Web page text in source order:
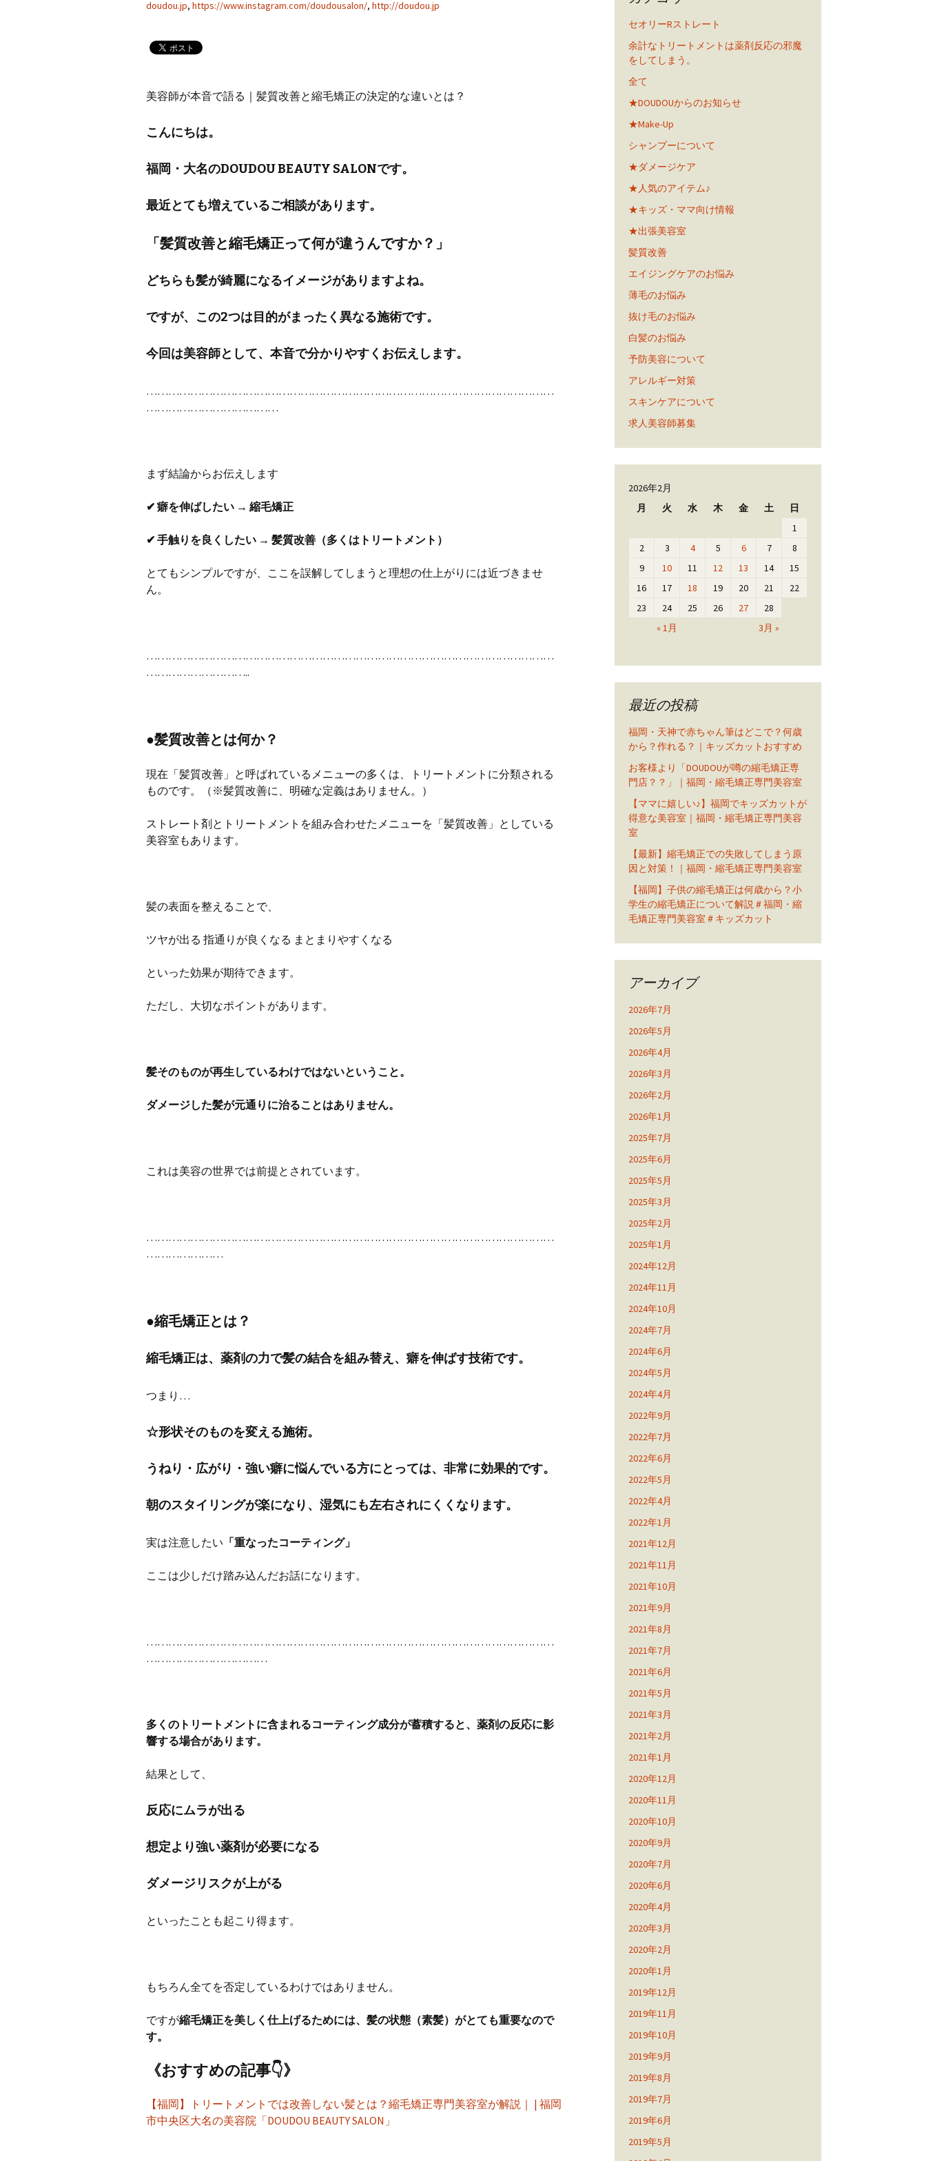
doudou.jp, https://www.instagram.com/doudousalon/, http://doudou.jp
美容師が本音で語る｜髪質改善と縮毛矯正の決定的な違いとは？
こんにちは。
福岡・大名のDOUDOU BEAUTY SALONです。
最近とても増えているご相談があります。
「髪質改善と縮毛矯正って何が違うんですか？」
どちらも髪が綺麗になるイメージがありますよね。
ですが、この2つは目的がまったく異なる施術です。
今回は美容師として、本音で分かりやすくお伝えします。
…………………………………………………………………………………………………
………………………………
まず結論からお伝えします
✔ 癖を伸ばしたい → 縮毛矯正
✔ 手触りを良くしたい → 髪質改善（多くはトリートメント）
とてもシンプルですが、ここを誤解してしまうと理想の仕上がりには近づきませ
ん。
…………………………………………………………………………………………………
………………………..
●髪質改善とは何か？
現在「髪質改善」と呼ばれているメニューの多くは、トリートメントに分類される
ものです。（※髪質改善に、明確な定義はありません。）
ストレート剤とトリートメントを組み合わせたメニューを「髪質改善」としている
美容室もあります。
髪の表面を整えることで、
ツヤが出る 指通りが良くなる まとまりやすくなる
といった効果が期待できます。
ただし、大切なポイントがあります。
髪そのものが再生しているわけではないということ。
ダメージした髪が元通りに治ることはありません。
これは美容の世界では前提とされています。
…………………………………………………………………………………………………
…………………
●縮毛矯正とは？
縮毛矯正は、薬剤の力で髪の結合を組み替え、癖を伸ばす技術です。
つまり…
☆形状そのものを変える施術。
うねり・広がり・強い癖に悩んでいる方にとっては、非常に効果的です。
朝のスタイリングが楽になり、湿気にも左右されにくくなります。
実は注意したい 「重なったコーティング」
ここは少しだけ踏み込んだお話になります。
…………………………………………………………………………………………………
……………………………
多くのトリートメントに含まれるコーティング成分が蓄積すると、薬剤の反応に影
響する場合があります。
結果として、
反応にムラが出る
想定より強い薬剤が必要になる
ダメージリスクが上がる
といったことも起こり得ます。
もちろん全てを否定しているわけではありません。
ですが縮毛矯正を美しく仕上げるためには、髪の状態（素髪）がとても重要なので
す。
《おすすめの記事👇》
【福岡】トリートメントでは改善しない髪とは？縮毛矯正専門美容室が解説｜ | 福岡
市中央区大名の美容院「DOUDOU BEAUTY SALON」
セオリーRストレート
余計なトリートメントは薬剤反応の邪魔
をしてしまう。
全て
★DOUDOUからのお知らせ
★Make-Up
シャンプーについて
★ダメージケア
★人気のアイテム♪
★キッズ・ママ向け情報
★出張美容室
髪質改善
エイジングケアのお悩み
薄毛のお悩み
抜け毛のお悩み
白髪のお悩み
予防美容について
アレルギー対策
スキンケアについて
求人美容師募集
2026年2月
月
火 水 木 金 土 日
« 1月 3月 »
1
2
3 4 5 6 7
8
9
10 11 12 13 14
15
16
17 18 19 20 21
22
23
24 25 26 27 28
最近の投稿
福岡・天神で赤ちゃん筆はどこで？何歳
から？作れる？｜キッズカットおすすめ
お客様より「DOUDOUが噂の縮毛矯正専
門店？？」｜福岡・縮毛矯正専門美容室
【ママに嬉しい♪】福岡でキッズカットが
得意な美容室｜福岡・縮毛矯正専門美容
室
【最新】縮毛矯正での失敗してしまう原
因と対策！｜福岡・縮毛矯正専門美容室
【福岡】子供の縮毛矯正は何歳から？小
学生の縮毛矯正について解説＃福岡・縮
毛矯正専門美容室＃キッズカット
アーカイブ
2026年7月
2026年5月
2026年4月
2026年3月
2026年2月
2026年1月
2025年7月
2025年6月
2025年5月
2025年3月
2025年2月
2025年1月
2024年12月
2024年11月
2024年10月
2024年7月
2024年6月
2024年5月
2024年4月
2022年9月
2022年7月
2022年6月
2022年5月
2022年4月
2022年1月
2021年12月
2021年11月
2021年10月
2021年9月
2021年8月
2021年7月
2021年6月
2021年5月
2021年3月
2021年2月
2021年1月
2020年12月
2020年11月
2020年10月
2020年9月
2020年7月
2020年6月
2020年4月
2020年3月
2020年2月
2020年1月
2019年12月
2019年11月
2019年10月
2019年9月
2019年8月
2019年7月
2019年6月
2019年5月